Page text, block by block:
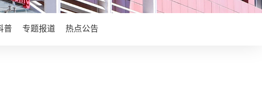
普 专题报道 热点公告